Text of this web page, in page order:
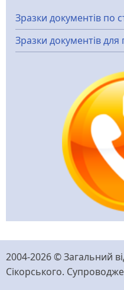
Зразки документів по
Зразки документів для
2004-2026 © Загальний
Сікорського.